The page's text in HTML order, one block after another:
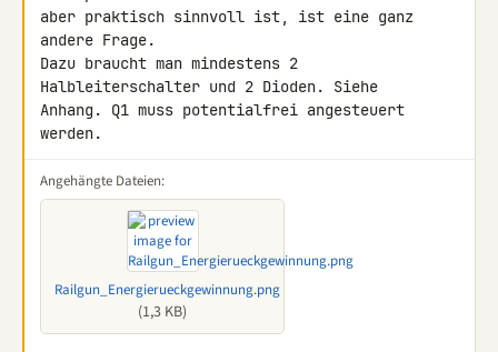
aber praktisch sinnvoll ist, ist eine ganz
andere Frage.
Dazu braucht man mindestens 2
Halbleiterschalter und 2 Dioden. Siehe
Anhang. Q1 muss potentialfrei angesteuert
werden.
Angehängte Dateien:
Railgun_Energierueckgewinnung.png
(1,3 KB)